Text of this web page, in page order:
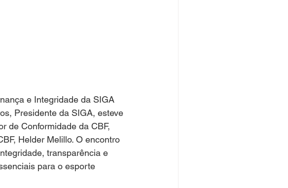
e Integridade da SIGA
Presidente da SIGA, esteve
de Conformidade da CBF,
Helder Melillo. O encontro
transparência e
para o esporte